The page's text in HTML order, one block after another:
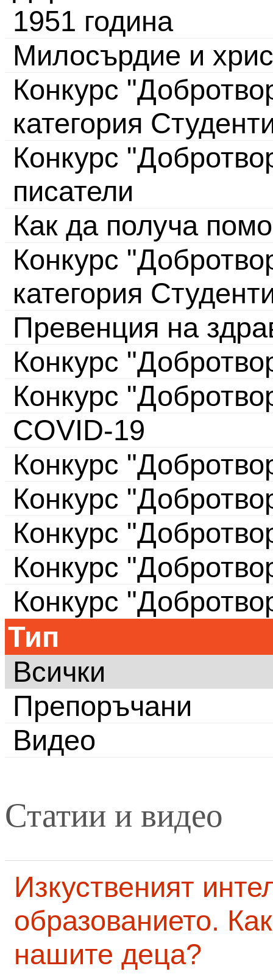
1951 година
Милосърдие и
Конкурс
категория
Конкурс
писатели
Как да получа
Конкурс
категория
Превенция на
Конкурс
Конкурс
COVID-19
Конкурс
Конкурс
Конкурс
Конкурс
Конкурс
Тип
Всички
Препоръчани
Видео
Статии и видео
Изкуственият
образованието.
нашите деца?